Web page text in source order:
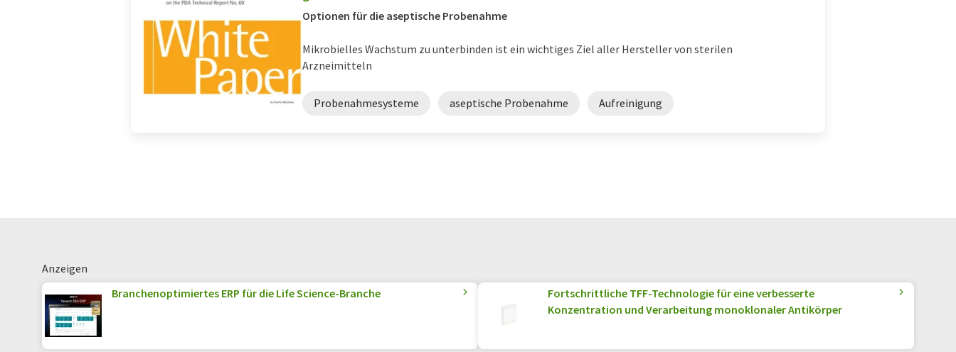
Optionen für die aseptische Probenahme
Mikrobielles Wachstum zu unterbinden ist ein wichtiges Ziel aller Hersteller von sterilen
Arzneimitteln
Probenahmesysteme aseptische Probenahme Aufreinigung
Anzeigen
Branchenoptimiertes ERP für die Life Science-Branche
Fortschrittliche TFF-Technologie für eine verbesserte
Konzentration und Verarbeitung monoklonaler Antikörper